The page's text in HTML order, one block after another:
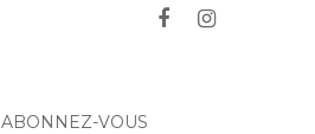
ABONNEZ-VOUS